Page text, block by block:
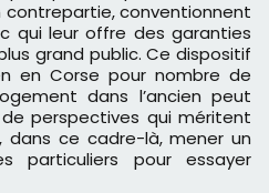
contrepartie, conventionnent
qui leur offre des garanties
grand public. Ce dispositif
en Corse pour nombre de
dans l’ancien peut
perspectives qui méritent
dans ce cadre-là, mener un
particuliers pour essayer